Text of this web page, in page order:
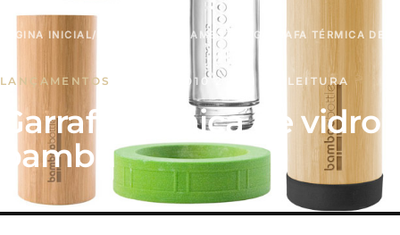
PÁGINA INICIAL/ LANÇAMENTOS GARRAFA TÉRMICA DE
LANÇAMENTOS 22 OUT, 2010 · 2 MIN DE LEITURA
Garrafa térmica de vidro
bambu